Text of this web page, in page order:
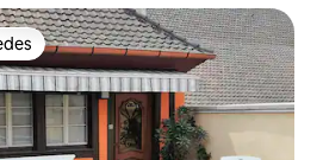
dos hóspedes